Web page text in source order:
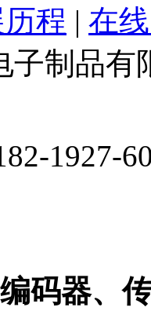
程 | 在
子制品有
1927-
码器、